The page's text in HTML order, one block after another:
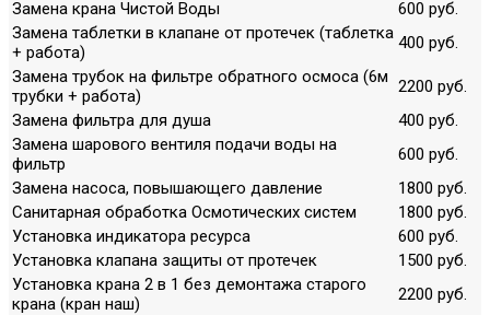
Замена крана Чистой Воды
600 руб.
Замена таблетки в клапане от протечек (таблетка
+ работа)
400 руб.
Замена трубок на фильтре обратного осмоса (6м
трубки + работа)
2200 руб.
Замена фильтра для душа
400 руб.
Замена шарового вентиля подачи воды на
фильтр
600 руб.
Замена насоса, повышающего давление
1800 руб.
Санитарная обработка Осмотических систем
1800 руб.
Установка индикатора ресурса
600 руб.
Установка клапана защиты от протечек
1500 руб.
Установка крана 2 в 1 без демонтажа старого
крана (кран наш)
2200 руб.